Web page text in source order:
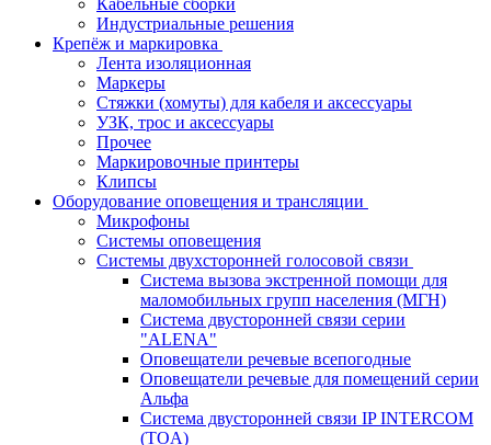
Кабельные сборки
Индустриальные решения
Крепёж и маркировка
Лента изоляционная
Маркеры
Стяжки (хомуты) для кабеля и аксессуары
УЗК, трос и аксессуары
Прочее
Маркировочные принтеры
Клипсы
Оборудование оповещения и трансляции
Микрофоны
Системы оповещения
Системы двухсторонней голосовой связи
Система вызова экстренной помощи для
маломобильных групп населения (МГН)
Система двусторонней связи серии
"ALENA"
Оповещатели речевые всепогодные
Оповещатели речевые для помещений серии
Альфа
Система двусторонней связи IP INTERCOM
(TOA)